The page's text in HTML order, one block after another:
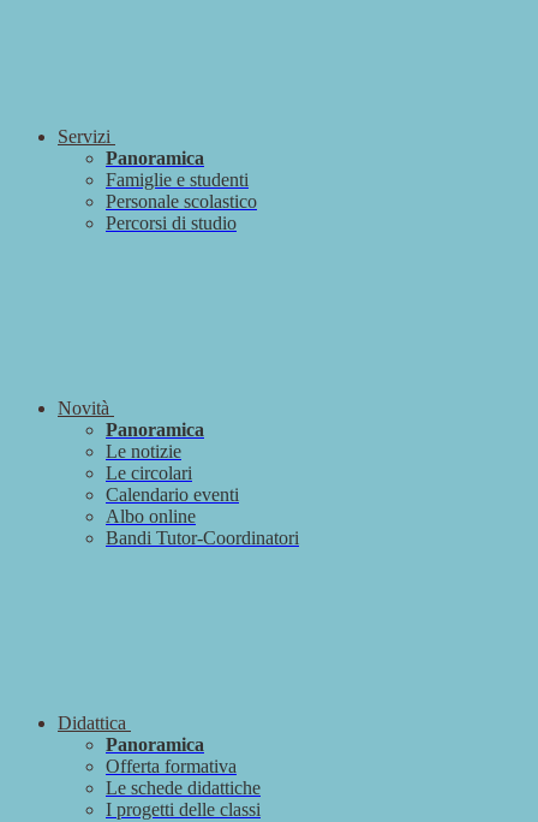
Servizi
Panoramica
Famiglie e studenti
Personale scolastico
Percorsi di studio
Novità
Panoramica
Le notizie
Le circolari
Calendario eventi
Albo online
Bandi Tutor-Coordinatori
Didattica
Panoramica
Offerta formativa
Le schede didattiche
I progetti delle classi